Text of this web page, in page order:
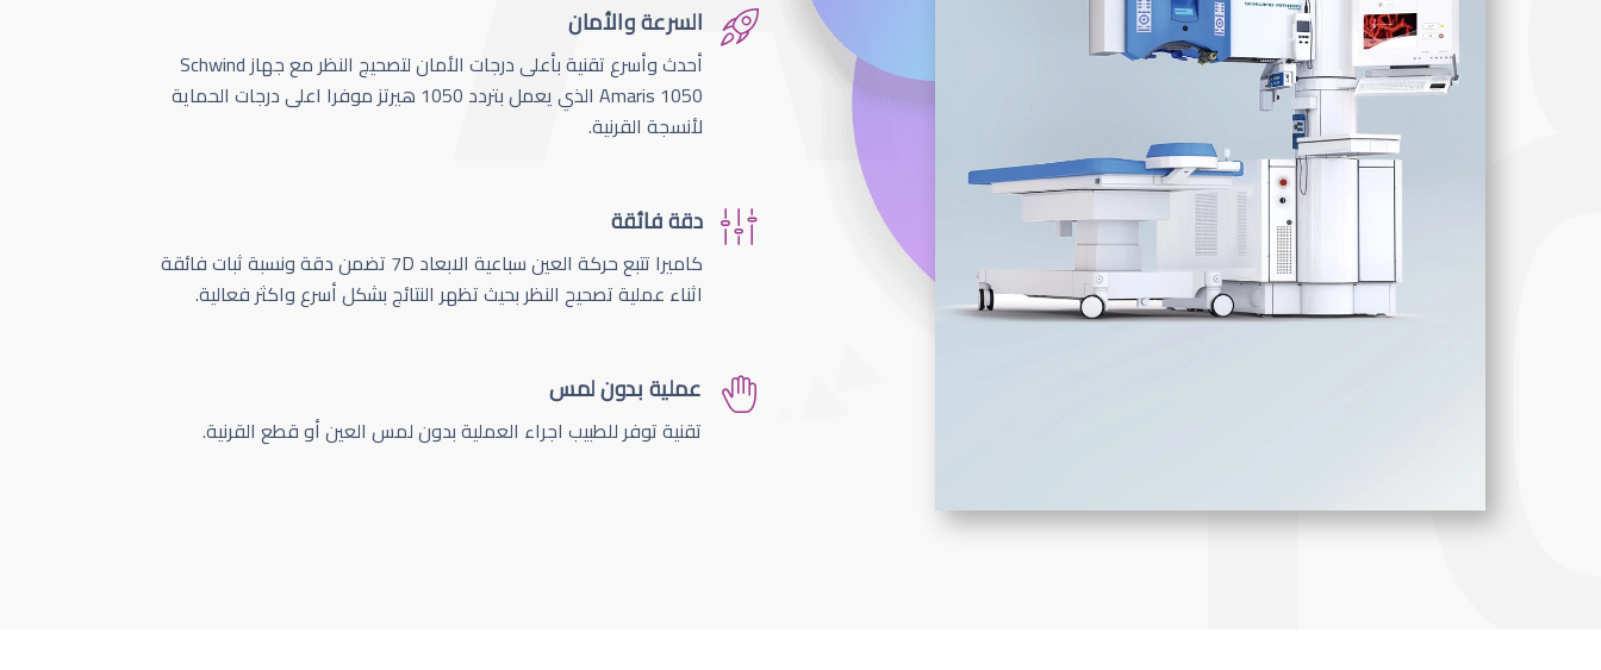
السرعة والأمان
أحدث وأسرع تقنية بأعلى درجات الأمان لتصحيج النظر مع جهاز Schwind
Amaris 1050 الذي يعمل بتردد 1050 هيرتز موفرا اعلى درجات الحماية
لأنسجة القرنية.
دقة فائقة
كاميرا تتبع حركة العين سباعية الابعاد 7D تضمن دقة ونسبة ثبات فائقة
اثناء عملية تصحيح النظر بحيث تظهر النتائج بشكل أسرع واكثر فعالية.
عملية بدون لمس
تقنية توفر للطبيب اجراء العملية بدون لمس العين أو قطع القرنية.